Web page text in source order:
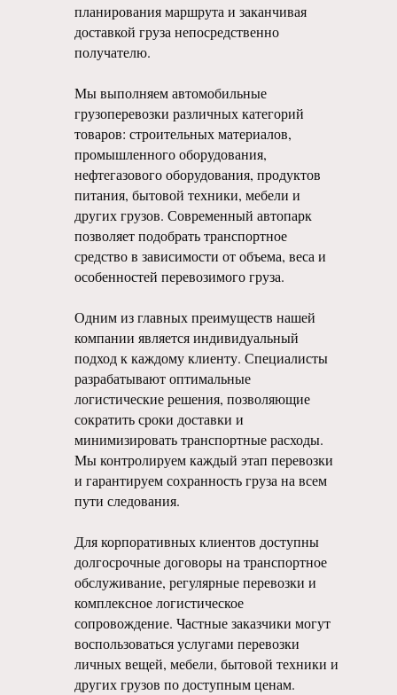
планирования маршрута и заканчивая
доставкой груза непосредственно
получателю.
Мы выполняем автомобильные
грузоперевозки различных категорий
товаров: строительных материалов,
промышленного оборудования,
нефтегазового оборудования, продуктов
питания, бытовой техники, мебели и
других грузов. Современный автопарк
позволяет подобрать транспортное
средство в зависимости от объема, веса и
особенностей перевозимого груза.
Одним из главных преимуществ нашей
компании является индивидуальный
подход к каждому клиенту. Специалисты
разрабатывают оптимальные
логистические решения, позволяющие
сократить сроки доставки и
минимизировать транспортные расходы.
Мы контролируем каждый этап перевозки
и гарантируем сохранность груза на всем
пути следования.
Для корпоративных клиентов доступны
долгосрочные договоры на транспортное
обслуживание, регулярные перевозки и
комплексное логистическое
сопровождение. Частные заказчики могут
воспользоваться услугами перевозки
личных вещей, мебели, бытовой техники и
других грузов по доступным ценам.